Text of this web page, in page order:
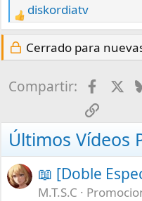
R
e
a
c
t
n
s
:
diskordiatv
Cerrado para
Compartir:
Enlace
Últimos Vídeos
📖 [Doble
M.T.S.C